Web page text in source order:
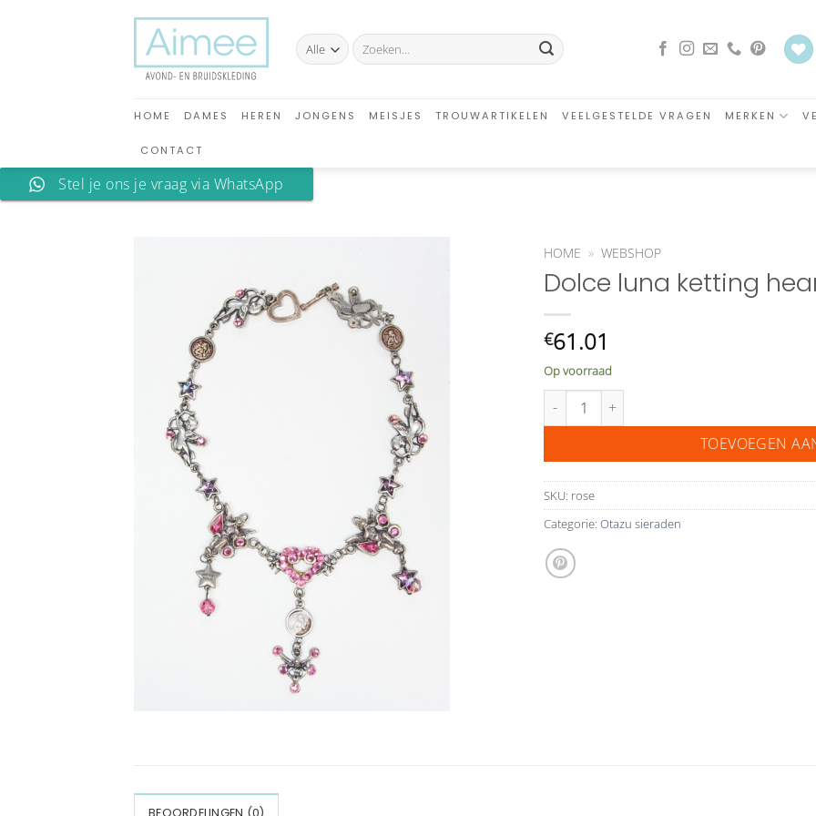
Zoeken
naar:
HOME DAMES HEREN JONGENS MEISJES TROUWARTIKELEN VEELGESTELDE VRAGEN MERKEN
CONTACT
Stel je ons je vraag via WhatsApp
verlanglijst
toevoegen
HOME » WEBSHOP
Dolce luna ketting
€61.01
Op voorraad
Dolce luna ketting heart angel aantal
TOEVOEGEN
SKU: rose
Categorie: Otazu sieraden